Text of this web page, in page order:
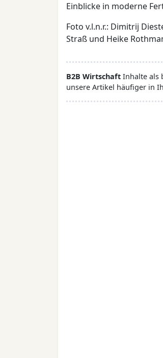
Einblicke in moderne
Foto v.l.n.r.: Dimitrij
Straß und Heike
B2B Wirtschaft Inhalte als
unsere Artikel häufiger in